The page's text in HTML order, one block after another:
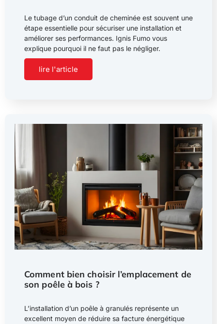
Le tubage d’un conduit de cheminée est souvent une
étape essentielle pour sécuriser une installation et
améliorer ses performances. Ignis Fumo vous
explique pourquoi il ne faut pas le négliger.
lire l'article
Comment bien choisir l’emplacement de
son poêle à bois ?
L’installation d’un poêle à granulés représente un
excellent moyen de réduire sa facture énergétique